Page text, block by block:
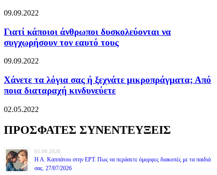
09.09.2022
Γιατί κάποιοι άνθρωποι δυσκολεύονται να
συγχωρήσουν τον εαυτό τους
09.09.2022
Χάνετε τα λόγια σας ή ξεχνάτε μικροπράγματα; Από
ποια διαταραχή κινδυνεύετε
02.05.2022
ΠΡΟΣΦΑΤΕΣ ΣΥΝΕΝΤΕΥΞΕΙΣ
05.08.2026
Η Α. Καππάτου στην ΕΡΤ. Πως να περάσετε όμορφες διακοπές με τα παιδιά
σας. 27/07/2026